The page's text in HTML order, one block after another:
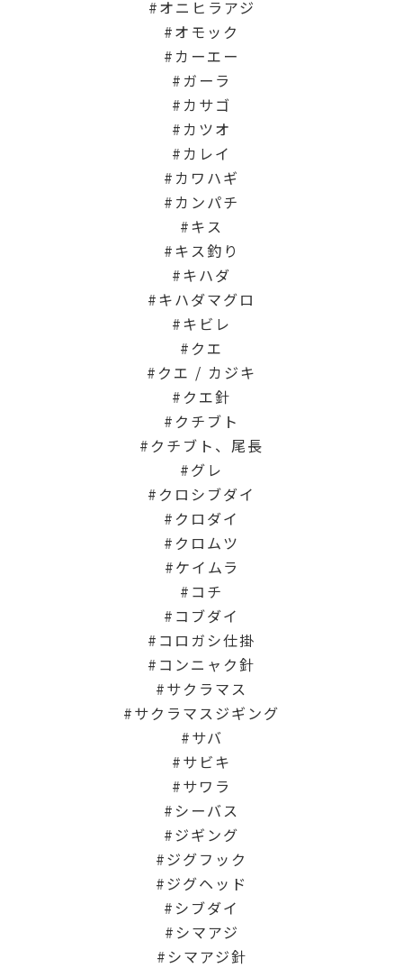
オニヒラアジ
オモック
カーエー
ガーラ
カサゴ
カツオ
カレイ
カワハギ
カンパチ
キス
キス釣り
キハダ
キハダマグロ
キビレ
クエ
クエ / カジキ
クエ針
クチブト
クチブト、尾長
グレ
クロシブダイ
クロダイ
クロムツ
ケイムラ
コチ
コブダイ
コロガシ仕掛
コンニャク針
サクラマス
サクラマスジギング
サバ
サビキ
サワラ
シーバス
ジギング
ジグフック
ジグヘッド
シブダイ
シマアジ
シマアジ針